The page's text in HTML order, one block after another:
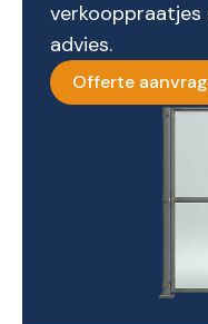
verkooppraatjes
advies.
Offerte